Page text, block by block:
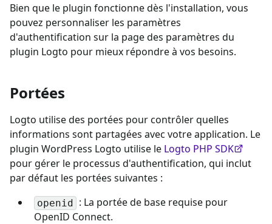
Bien que le plugin fonctionne dès l'installation, vous
pouvez personnaliser les paramètres
d'authentification sur la page des paramètres du
plugin Logto pour mieux répondre à vos besoins.
Portées
Logto utilise des portées pour contrôler quelles
informations sont partagées avec votre application. Le
plugin WordPress Logto utilise le Logto PHP SDK
pour gérer le processus d'authentification, qui inclut
par défaut les portées suivantes :
openid : La portée de base requise pour
OpenID Connect.